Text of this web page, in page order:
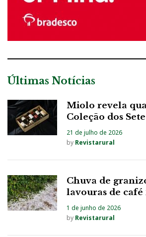
Últimas Notícias
Miolo revela
Coleção dos
21 de julho de 2026
by Revistarural
Chuva de
lavouras de café
1 de junho de 2026
by Revistarural